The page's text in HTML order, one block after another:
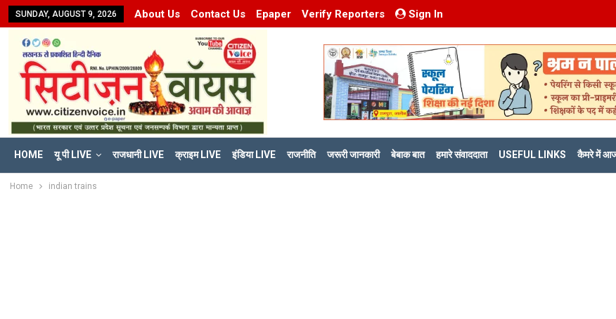
SUNDAY, AUGUST 9, 2026 About Us Contact Us Epaper Verify Reporters Sign In
HOME यू पी LIVE राजधानी LIVE क्राइम LIVE इंडिया LIVE राजनीति जरूरी जानकारी बेबाक बात हमारे संवाददाता USEFUL LINKS कैमरे में
Home indian trains